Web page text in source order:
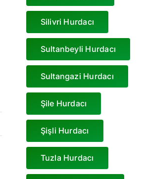
Silivri Hurdacı
Sultanbeyli Hurdacı
Sultangazi Hurdacı
Şile Hurdacı
Şişli Hurdacı
Tuzla Hurdacı